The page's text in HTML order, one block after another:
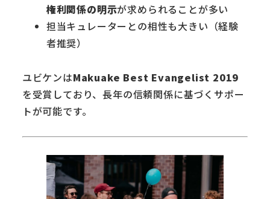
権利関係の明示が求められることが多い
担当キュレーターとの相性も大きい（経験
者推奨）
ユビケンはMakuake Best Evangelist 2019
を受賞しており、長年の信頼関係に基づくサポー
トが可能です。